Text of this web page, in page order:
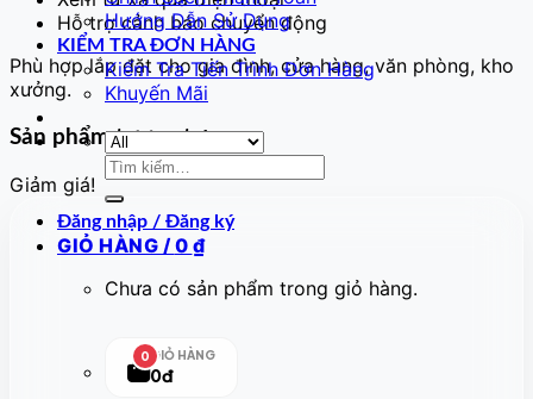
Hướng Dẫn Sử Dụng
KIỂM TRA ĐƠN HÀNG
Kiểm Tra Tiến Trình Đơn Hàng
Khuyến Mãi
Tìm
Đăng nhập / Đăng ký
GIỎ HÀNG / 0 ₫
Chưa có sản phẩm trong giỏ hàng.
0 GIỎ HÀNG
0đ
Hỗ trợ cảnh báo chuyển động
Phù hợp lắp đặt cho gia đình, cửa hàng, văn phòng, kho
xưởng.
Sản phẩm tương tự
Giảm giá!